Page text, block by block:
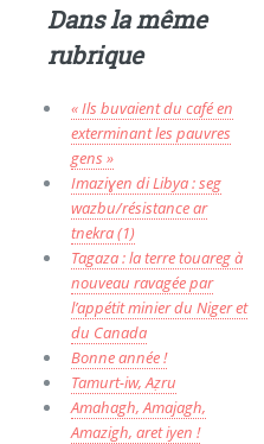
Dans la même
rubrique
« Ils buvaient du café en
exterminant les pauvres
gens »
Imaziɣen di Libya : seg
wazbu/résistance ar
tnekra (1)
Tagaza : la terre touareg à
nouveau ravagée par
l’appétit minier du Niger et
du Canada
Bonne année !
Tamurt-iw, Aẓru
Amahagh, Amajagh,
Amazigh, aret iyen !